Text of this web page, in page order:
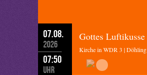
07.08.
2026
07:50
Uhr
Gottes Luftikusse
Kirche in WDR 3 | Döhling